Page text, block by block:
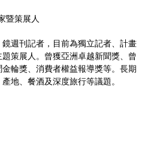
暨策展人
週刊記者，目前為獨立記者、計畫
策展人。曾獲亞洲卓越新聞獎、曾
輪獎、消費者權益報導獎等。長期
地、餐酒及深度旅行等議題。